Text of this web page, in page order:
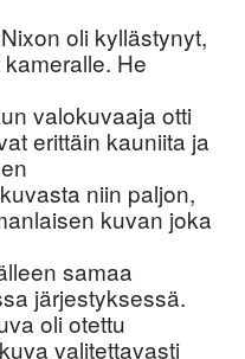
oli kyllästynyt,
He
valokuvaaja otti
erittäin kauniita ja
niin paljon,
kuvan joka
samaa
järjestyksessä.
oli otettu
valitettavasti